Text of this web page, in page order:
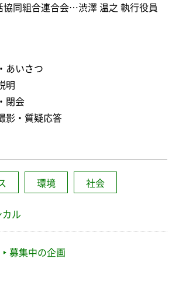
協同組合連合会…渋澤 温之 執行役員
あいさつ
明
閉会
影・質疑応答
環境 社会
カル
募集中の企画